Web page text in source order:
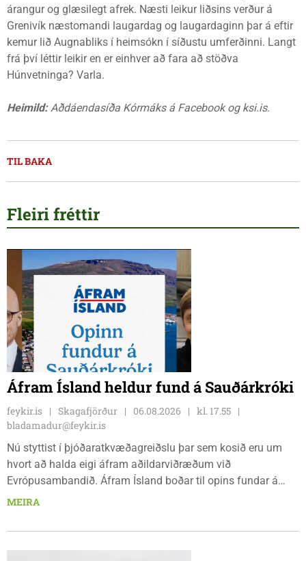
árangur og glæsilegt afrek. Næsti leikur liðsins verður á
Grenivík næstomandi laugardag og laugardaginn þar á eftir
kemur lið Augnabliks í heimsókn í síðustu umferðinni. Langt
frá því léttir leikir en er einhver að fara að stöðva
Húnvetninga? Varla.
Heimild: Aðdáendasíða Kórmáks á Facebook og ksi.is.
TIL BAKA
Fleiri fréttir
Áfram Ísland heldur fund á Sauðárkróki
feykir.is Skagafjörður 06.08.2026
kl. 17.55
bladamadur@feykir.is
Nú styttist í þjóðaratkvæðagreiðslu þar sem kosið eru um
hvort að halda eigi áfram aðildarviðræðum við
Evrópusambandið. Áfram Ísland boðar til opins fundar á
Frímúrarasalnum Borgarmýri 1 á Sauðarkróki, laugardaginn
nauðsynleg.
MEIRA